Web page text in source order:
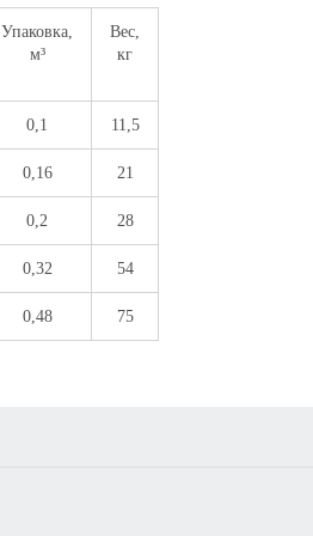
Упаковка,
м³
Вес,
кг
0,1 11,5
0,16 21
0,2 28
0,32 54
0,48 75